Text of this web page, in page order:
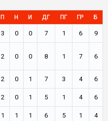
П Н И ДГ ПГ ГР Б
3 0 0 7 1 6 9
2 0 0 8 1 7 6
2 0 1 7 3 4 6
2 0 1 5 1 4 6
1 1 1 6 5 1 4